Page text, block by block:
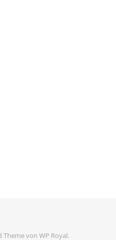
Theme von WP Royal.